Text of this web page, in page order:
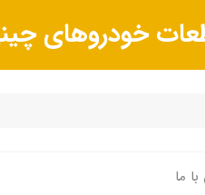
خودروهای
ما